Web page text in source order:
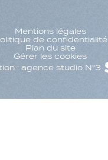
Mentions légales
de confidentialité
Plan du site
Gérer les cookies
: agence studio N°3